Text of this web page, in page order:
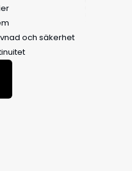
och säkerhet